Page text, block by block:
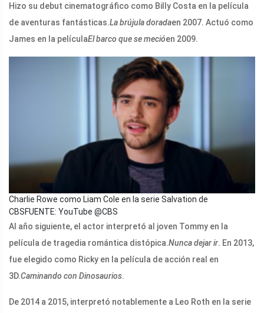
Hizo su debut cinematográfico como Billy Costa en la película
de aventuras fantásticas.La brújula doradaen 2007. Actuó como
James en la películaEl barco que se mecióen 2009.
Charlie Rowe como Liam Cole en la serie Salvation de
CBSFUENTE: YouTube @CBS
Al año siguiente, el actor interpretó al joven Tommy en la
película de tragedia romántica distópica.Nunca dejar ir. En 2013,
fue elegido como Ricky en la película de acción real en
3D.Caminando con Dinosaurios.
De 2014 a 2015, interpretó notablemente a Leo Roth en la serie